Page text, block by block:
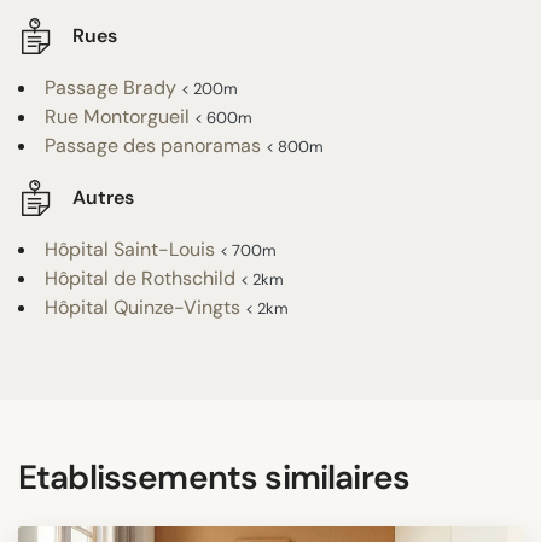
Rues
Passage Brady < 200m
Rue Montorgueil < 600m
Passage des panoramas < 800m
Autres
Hôpital Saint-Louis < 700m
Hôpital de Rothschild < 2km
Hôpital Quinze-Vingts < 2km
Etablissements similaires